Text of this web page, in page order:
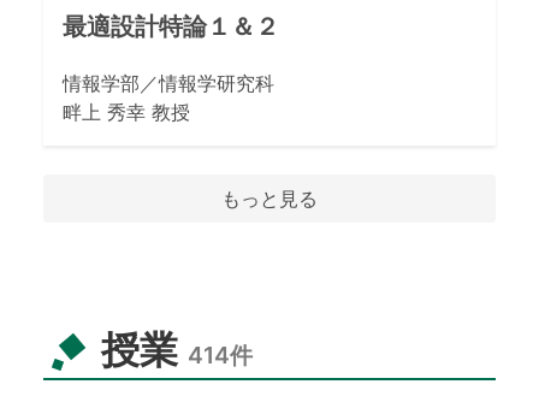
最適設計特論１＆２
情報学部／情報学研究科
畔上 秀幸 教授
もっと見る
授業 414件